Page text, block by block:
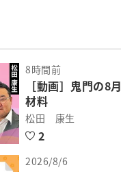
8時間前
［動画］鬼門の8
材料
松田 康生
2
2026/8/6